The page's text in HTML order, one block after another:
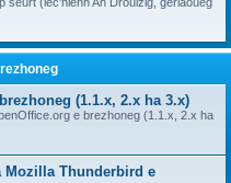
(1.1.x, 2.x ha 3.x)
e brezhoneg (1.1.x, 2.x ha
Mozilla Thunderbird e